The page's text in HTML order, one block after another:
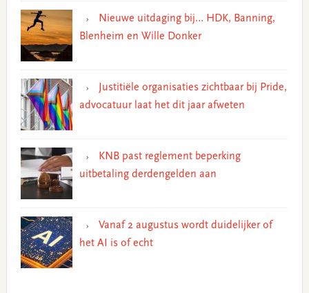
Nieuwe uitdaging bij… HDK, Banning,
Blenheim en Wille Donker
Justitiële organisaties zichtbaar bij Pride,
advocatuur laat het dit jaar afweten
KNB past reglement beperking
uitbetaling derdengelden aan
Vanaf 2 augustus wordt duidelijker of
het AI is of echt